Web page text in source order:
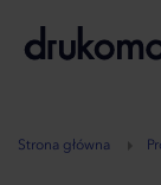
A
Strona główna